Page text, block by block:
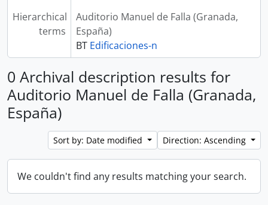
Hierarchical
terms
Auditorio Manuel de Falla (Granada,
España)
BT Edificaciones-n
0 Archival description results for
Auditorio Manuel de Falla (Granada,
España)
Sort by: Date modified Direction: Ascending
We couldn't find any results matching your search.